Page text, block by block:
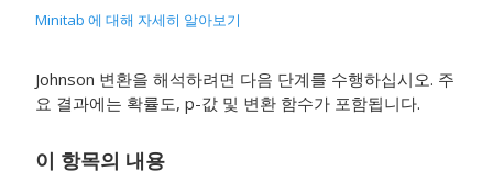
Minitab 에 대해 자세히 알아보기
Johnson 변환을 해석하려면 다음 단계를 수행하십시오. 주
요 결과에는 확률도, p-값 및 변환 함수가 포함됩니다.
이 항목의 내용